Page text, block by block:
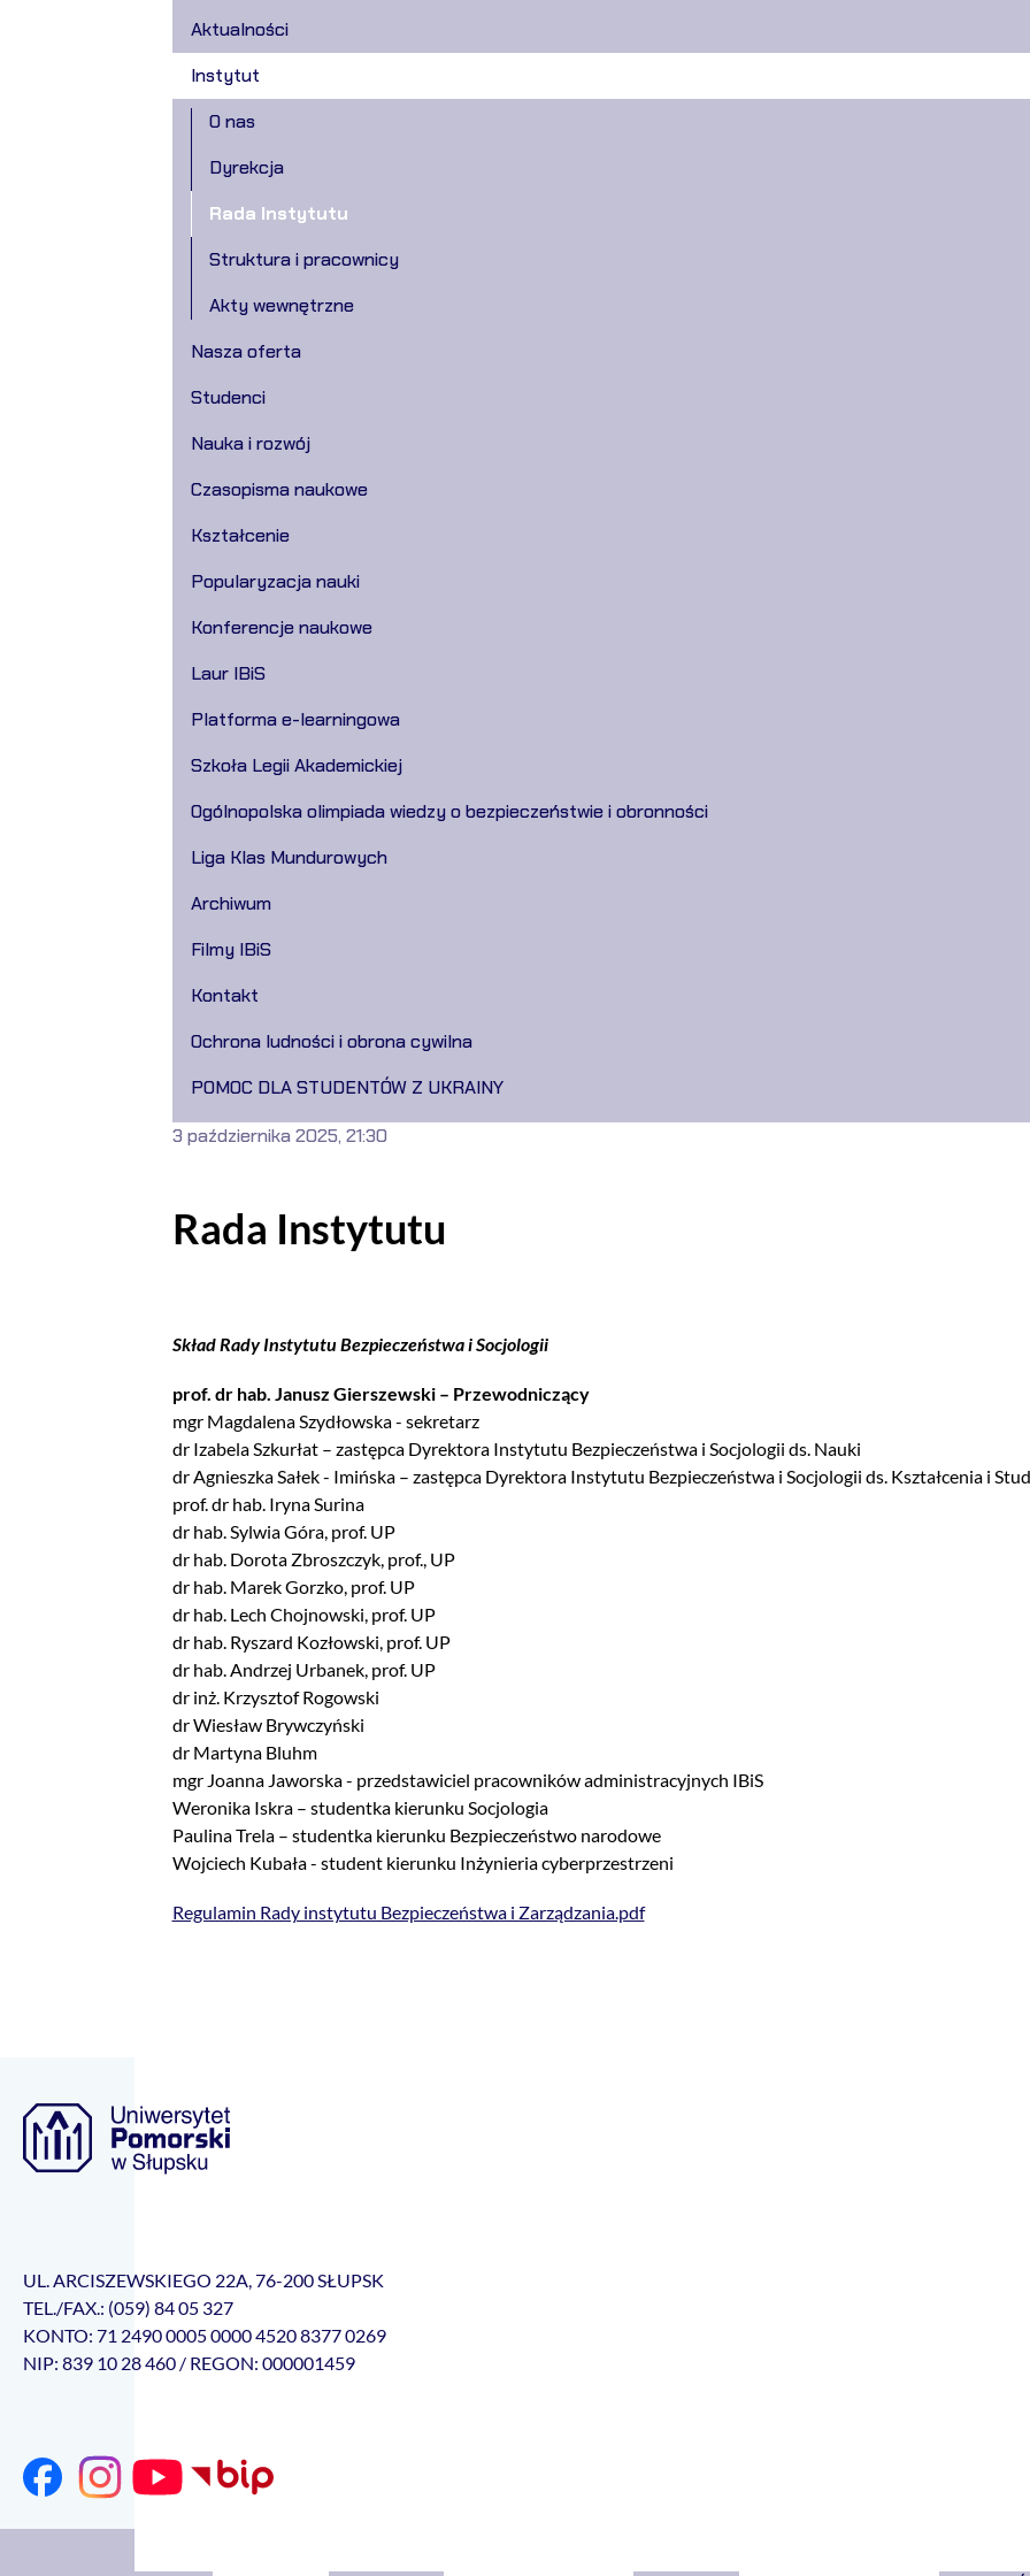
Aktualności
Instytut
O nas
Dyrekcja
Rada Instytutu
Struktura i pracownicy
Akty wewnętrzne
Nasza oferta
Studenci
Nauka i rozwój
Czasopisma naukowe
Kształcenie
Popularyzacja nauki
Konferencje naukowe
Laur IBiS
Platforma e-learningowa
Szkoła Legii Akademickiej
Ogólnopolska olimpiada wiedzy o bezpieczeństwie i obronności
Liga Klas Mundurowych
Archiwum
Filmy IBiS
Kontakt
Ochrona ludności i obrona cywilna
POMOC DLA STUDENTÓW Z UKRAINY
Rada Instytutu
3 października 2025, 21:30
Skład Rady Instytutu Bezpieczeństwa i Socjologii
prof. dr hab. Janusz Gierszewski – Przewodniczący
mgr Magdalena Szydłowska - sekretarz
dr Izabela Szkurłat – zastępca Dyrektora Instytutu Bezpieczeństwa i Socjologii ds. Nauki
dr Agnieszka Sałek - Imińska – zastępca Dyrektora Instytutu Bezpieczeństwa i Socjologii ds. Kształcenia i
prof. dr hab. Iryna Surina
dr hab. Sylwia Góra, prof. UP
dr hab. Dorota Zbroszczyk, prof., UP
dr hab. Marek Gorzko, prof. UP
dr hab. Lech Chojnowski, prof. UP
dr hab. Ryszard Kozłowski, prof. UP
dr hab. Andrzej Urbanek, prof. UP
dr inż. Krzysztof Rogowski
dr Wiesław Brywczyński
dr Martyna Bluhm
mgr Joanna Jaworska - przedstawiciel pracowników administracyjnych IBiS
Weronika Iskra – studentka kierunku Socjologia
Paulina Trela – studentka kierunku Bezpieczeństwo narodowe
Wojciech Kubała - student kierunku Inżynieria cyberprzestrzeni
Regulamin Rady instytutu Bezpieczeństwa i Zarządzania.pdf
UL. ARCISZEWSKIEGO 22A, 76-200 SŁUPSK
TEL./FAX.: (059) 84 05 327
KONTO: 71 2490 0005 0000 4520 8377 0269
NIP: 839 10 28 460 / REGON: 000001459